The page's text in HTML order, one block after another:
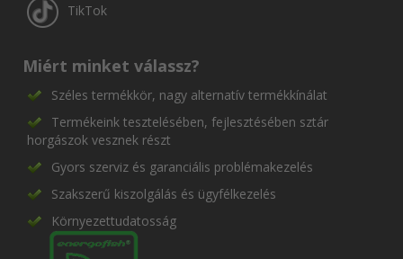
TikTok
Miért minket válassz?
Széles termékkör, nagy alternatív termékkínálat
Termékeink tesztelésében, fejlesztésében sztár
horgászok vesznek részt
Gyors szerviz és garanciális problémakezelés
Szakszerű kiszolgálás és ügyfélkezelés
Környezettudatosság